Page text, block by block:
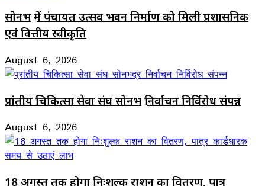
सोनभद्र में पंचायत उत्सव भवन निर्माण को मिली प्रशासनिक
एवं वित्तीय स्वीकृति
August 6, 2026
प्रांतीय चिकित्सा सेवा संघ सोनभद्र निर्वाचन निर्विरोध संपन्न
August 6, 2026
18 अगस्त तक होगा निःशुल्क राशन का वितरण, पात्र